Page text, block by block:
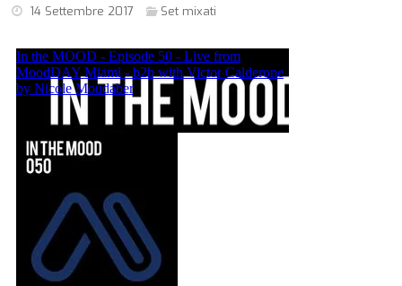
14 Settembre 2017 Set mixati